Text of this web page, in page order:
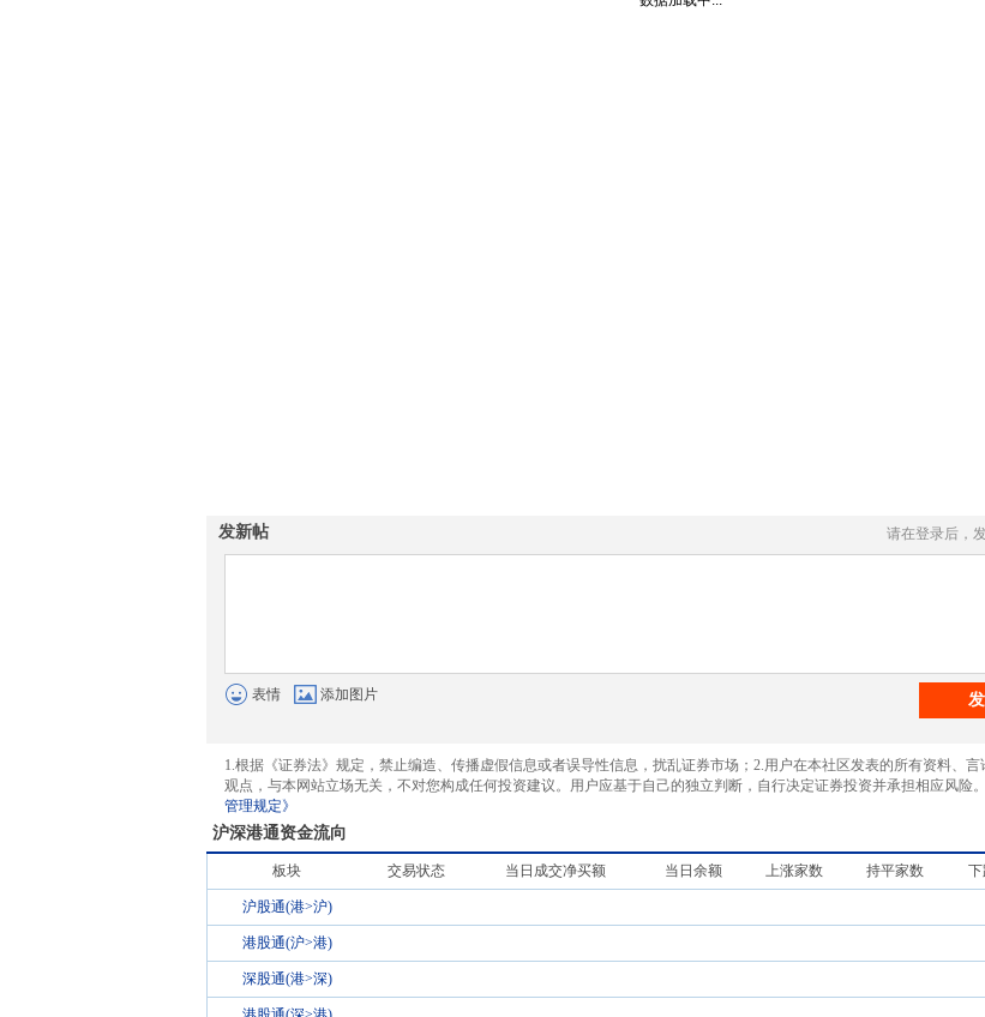
发新帖 请在登录后，
表情 添加图片
1.根据《证券法》规定，禁止编造、传播虚假信息或者误导性信息，扰乱证券市场；2.用户在本社区发表的所有资料、言
观点，与本网站立场无关，不对您构成任何投资建议。用户应基于自己的独立判断，自行决定证券投资并承担相应风险。
管理规定》
沪深港通资金流向
板块 交易状态 当日成交净买额 当日余额 上涨家数 持平家数 下
沪股通(港>沪)
港股通(沪>港)
深股通(港>深)